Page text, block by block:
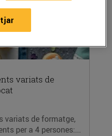
variats de
variats de formatge,
per a 4 persones:...